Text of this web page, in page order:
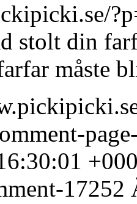
stolt din
måste
17252